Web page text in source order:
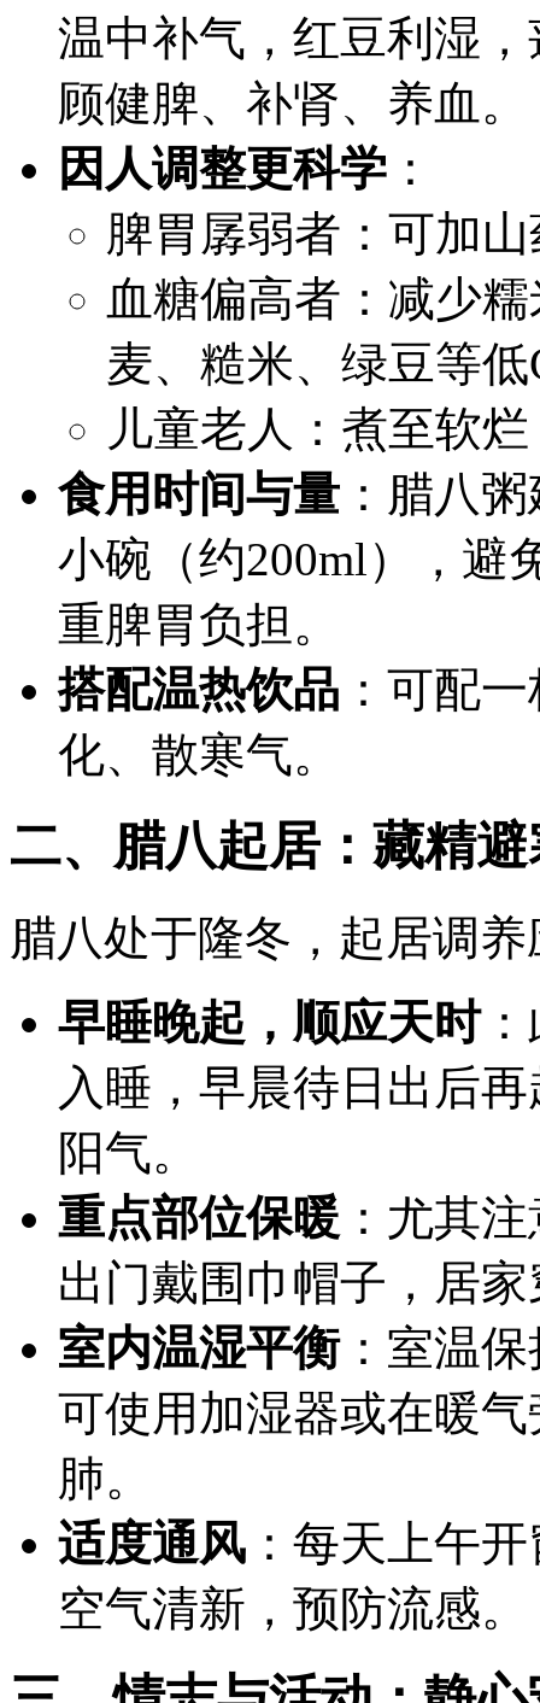
温中补气，红豆利湿
顾健脾、补肾、养血。
因人调整更科学 ：
脾胃孱弱者：可加
血糖偏高者：减少
麦、糙米、绿豆等
儿童老人：煮至软
食用时间与量 ：腊八
小碗（约200ml），避
重脾胃负担。
搭配温热饮品 ：可配
化、散寒气。
二、腊八起居：藏精
腊八处于隆冬，起居调
早睡晚起，顺应天时：
入睡，早晨待日出后
阳气。
重点部位保暖 ：尤其
出门戴围巾帽子，居
室内温湿平衡：室温保
可使用加湿器或在暖
肺。
适度通风 ：每天上午
空气清新，预防流感。